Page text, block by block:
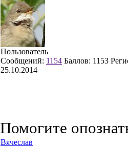
Пользователь
Сообщений: 1154 Баллов: 1153
25.10.2014
Помогите
Вячеслав